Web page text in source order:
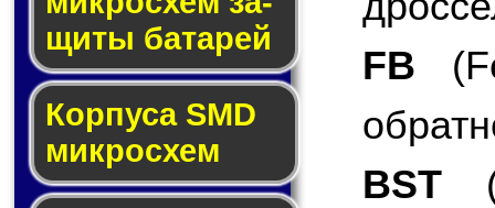
щи­ты ба­та­рей
Корпуса SMD
мик­ро­схем
FB
BST